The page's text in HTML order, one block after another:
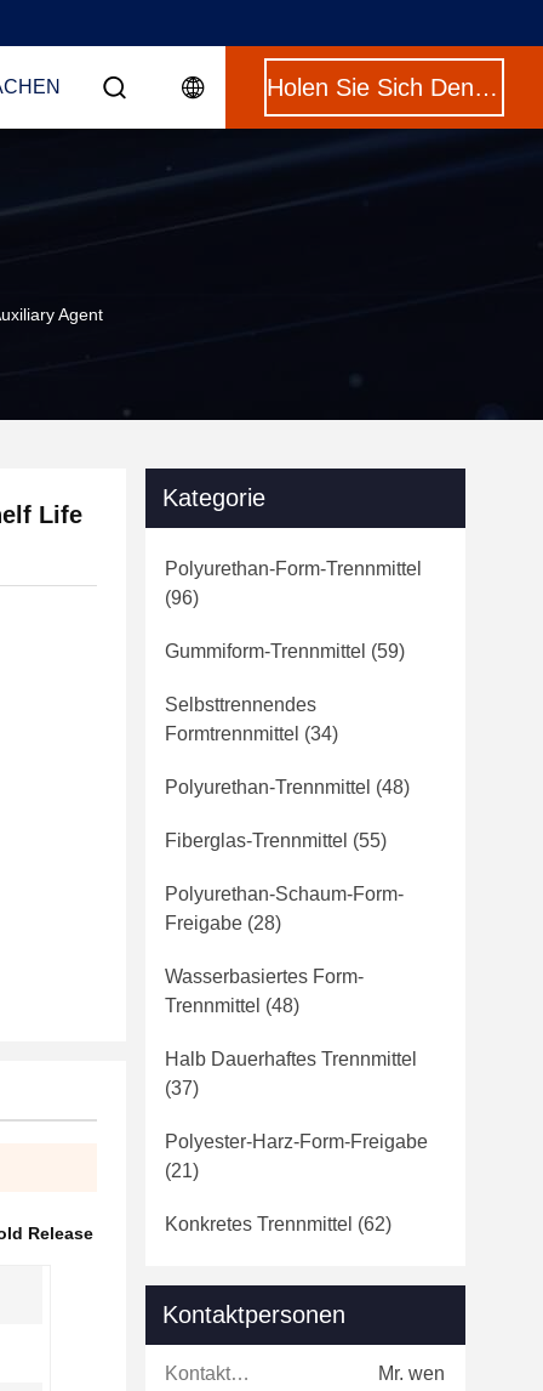
Holen Sie Sich Den Besten Preis
Agent
Life
Release
Kategorie
Polyurethan-Form-Trennmittel
(96)
Gummiform-Trennmittel (59)
Selbsttrennendes
Formtrennmittel (34)
Polyurethan-Trennmittel (48)
Fiberglas-Trennmittel (55)
Polyurethan-Schaum-Form-
Freigabe (28)
Wasserbasiertes Form-
Trennmittel (48)
Halb Dauerhaftes Trennmittel
(37)
Polyester-Harz-Form-Freigabe
(21)
Konkretes Trennmittel (62)
Kontaktpersonen
Kontaktpersonen: Mr. wen